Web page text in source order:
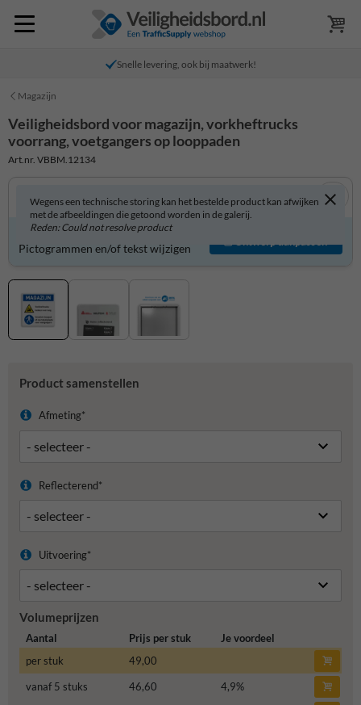
Snelle levering, ook bij maatwerk!
Magazijn
Veiligheidsbord voor magazijn, vorkheftrucks
voorrang, voetgangers op looppaden
Art.nr. VBBM.12134
Wegens een technische storing kan het bestelde product kan afwijken
met de afbeeldingen die getoond worden in de galerij.
Reden: Could not resolve product
Veiligheidsbord zelf aanpassen?
Pictogrammen en/of tekst wijzigen
Ontwerp aanpassen
Product samenstellen
Afmeting*
Reflecterend*
Uitvoering*
Volumeprijzen
Aantal Prijs per stuk
Je voordeel
per stuk
49,00
vanaf 5 stuks
46,60 4,9%